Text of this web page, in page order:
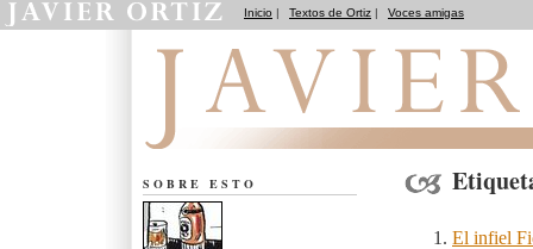
Inicio | Textos de Ortiz | Voces amigas
El infiel
SOBRE ESTO